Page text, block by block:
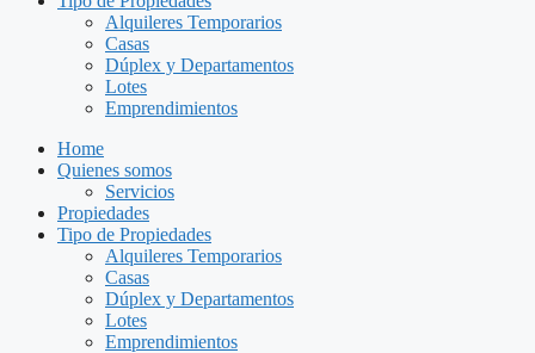
Alquileres Temporarios
Casas
Dúplex y Departamentos
Lotes
Emprendimientos
Home
Quienes somos
Servicios
Propiedades
Tipo de Propiedades
Alquileres Temporarios
Casas
Dúplex y Departamentos
Lotes
Emprendimientos